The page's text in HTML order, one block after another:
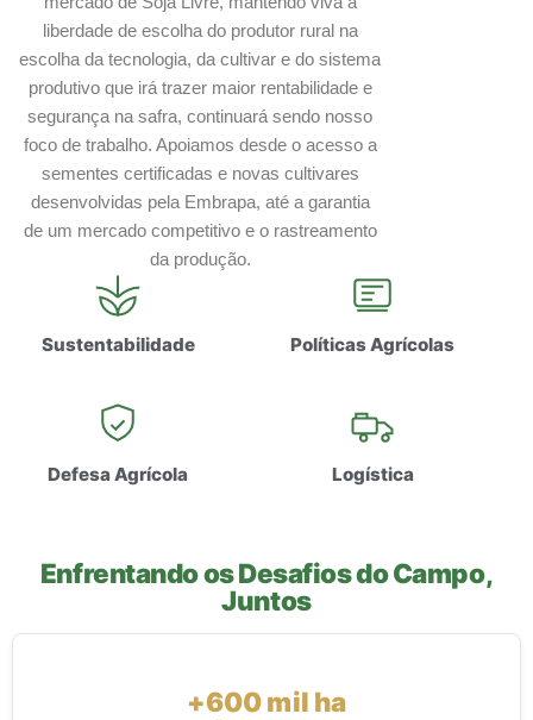
liberdade de escolha do produtor rural na
escolha da tecnologia, da cultivar e do sistema
produtivo que irá trazer maior rentabilidade e
segurança na safra, continuará sendo nosso
foco de trabalho. Apoiamos desde o acesso a
sementes certificadas e novas cultivares
desenvolvidas pela Embrapa, até a garantia
de um mercado competitivo e o rastreamento
da produção.
Sustentabilidade Políticas Agrícolas
Defesa Agrícola Logística
Enfrentando os Desafios do Campo,
Juntos
+600 mil ha